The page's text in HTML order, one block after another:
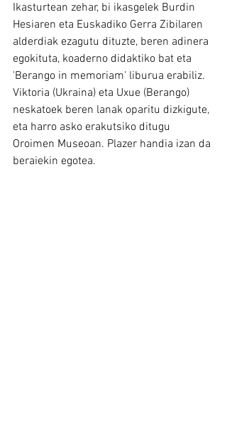
Ikasturtean zehar, bi ikasgelek Burdin
Hesiaren eta Euskadiko Gerra Zibilaren
alderdiak ezagutu dituzte, beren adinera
egokituta, koaderno didaktiko bat eta
'Berango in memoriam' liburua erabiliz.
Viktoria (Ukraina) eta Uxue (Berango)
neskatoek beren lanak oparitu dizkigute,
eta harro asko erakutsiko ditugu
Oroimen Museoan. Plazer handia izan da
beraiekin egotea.